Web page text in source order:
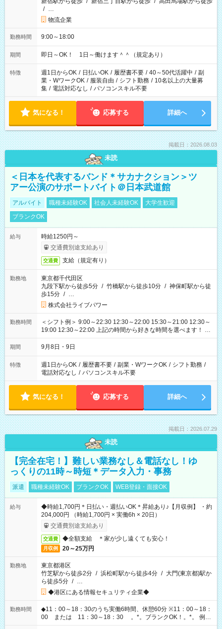
/ …
物流企業
勤務時間 9:00～18:00
期間 即日～OK！ 1日～働けます＾＾（規定あり）
特徴 週1日からOK / 日払いOK / 履歴書不要 / 40～50代活躍中 / 副
業・WワークOK / 服装自由 / シフト勤務 / 10名以上の大量募
集 / 電話対応なし / パソコンスキル不要
気になる！ 応募する 詳細へ
掲載日：2026.08.03
未読
＜日本を代表するバンド＊サカナクション＞ツ
アー公演のサポートバイト＠日本武道館
アルバイト 職種未経験OK 社会人未経験OK
大学生歓迎
ブランクOK
給与
時給1250円～
交通費別途支給あり
交通費 支給（規定有り）
勤務地
東京都千代田区
九段下駅から徒歩5分 / 竹橋駅から徒歩10分 / 神保町駅から徒
歩15分 / …
株式会社ライブパワー
勤務時間
＜シフト例＞ 9:00～22:30 12:30～22:00 15:30～21:00 12:30～
19:00 12:30～22:00 上記の時間から好きな時間を選べます！ ※
時間は変更となる可能性があります
期間 9月8日・9日
特徴 週1日からOK / 履歴書不要 / 副業・WワークOK / シフト勤務 /
電話対応なし / パソコンスキル不要
気になる！ 応募する 詳細へ
掲載日：2026.07.29
未読
【完全在宅！】難しい業務なし＆電話なし！ゆ
っくりの11時～時短＊データ入力・事務
派遣 職種未経験OK ブランクOK WEB登録・面接OK
給与
◆時給1,700円＊日払い・週払いOK＊昇給あり♪【月収例】 ・約
204,000円 （時給1,700円 × 実働6h × 20日）
交通費別途支給あり
交通費 ◆全額支給 ＊家が少し遠くても安心！
月収例 20～25万円
勤務地
東京都港区
竹芝駅から徒歩2分 / 浜松町駅から徒歩4分 / 大門(東京都)駅か
ら徒歩5分 / …
◆港区にある情報セキュリティ企業◆
勤務時間
◆11：00～18：30のうち実働6時間、休憩60分 ※11：00～18：
00 または 11：30～18：30 。*。ブランクOK！。*。 例え
ば前職が、 在宅/財団法人/事務/コールセンター/受付/販売/カフェ